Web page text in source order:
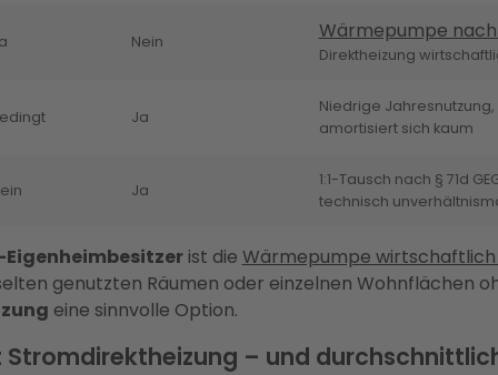
Nein Wärmepumpe nach
Direktheizung
Ja
Niedrige
amortisiert sich kaum
Ja
1:1-Tausch nach § 71d
technisch
ist die Wärmepumpe
genutzten Räumen oder einzelnen Wohnflächen
eine sinnvolle Option.
– und